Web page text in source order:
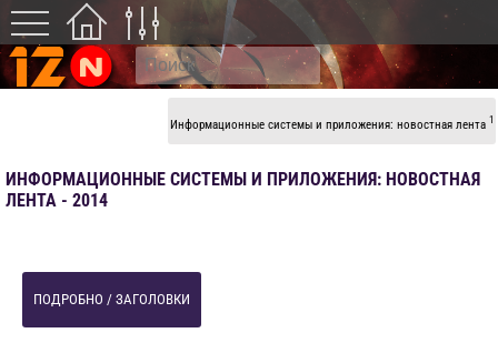
Информационные системы и приложения: новостная лента 1
ИНФОРМАЦИОННЫЕ СИСТЕМЫ И ПРИЛОЖЕНИЯ: НОВОСТНАЯ
ЛЕНТА - 2014
ПОДРОБНО / ЗАГОЛОВКИ